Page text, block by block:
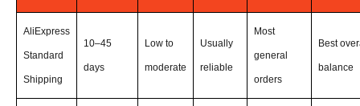
Veredito Final
Melhor Método de Envio do AliExpress para
AliExpress
Standard
Shipping
10–45
days
Low to
moderate
Usually
reliable
Most
general
orders
Best
balance